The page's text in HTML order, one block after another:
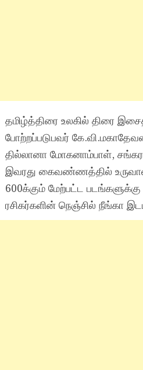
தமிழ்த்திரை உலகில் திரை
போற்றப்படுபவர்
தில்லானா மோகனாம்பாள்,
இவரது கைவண்ணத்தில்
600க்கும் மேற்பட்ட
ரசிகர்களின் நெஞ்சில் நீங்கா